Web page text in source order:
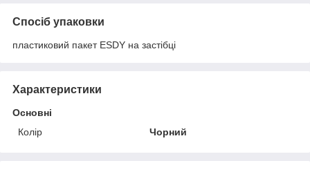
Спосіб упаковки
пластиковий пакет ESDY на застібці
Характеристики
Основні
Колір
Чорний